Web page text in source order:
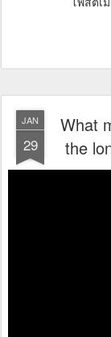
JAN
29
What
the